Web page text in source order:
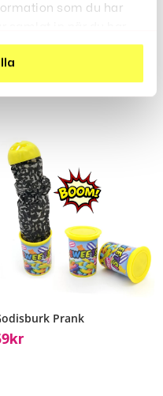
som du har
Med Elchock
Kr
Prank
Kr